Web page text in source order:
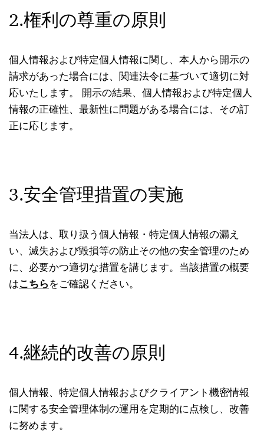
2.権利の尊重の原則
個人情報および特定個人情報に関し、本人から開示の
請求があった場合には、関連法令に基づいて適切に対
応いたします。 開示の結果、個人情報および特定個人
情報の正確性、最新性に問題がある場合には、その訂
正に応じます。
3.安全管理措置の実施
当法人は、取り扱う個人情報・特定個人情報の漏え
い、滅失および毀損等の防止その他の安全管理のため
に、必要かつ適切な措置を講じます。当該措置の概要
はこちら をご確認ください。
4.継続的改善の原則
個人情報、特定個人情報およびクライアント機密情報
に関する安全管理体制の運用を定期的に点検し、改善
に努めます。